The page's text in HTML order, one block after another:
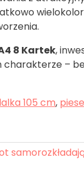
8 Kartek,
charakterze –
105 cm,